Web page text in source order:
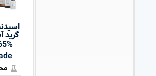
گرید
65%